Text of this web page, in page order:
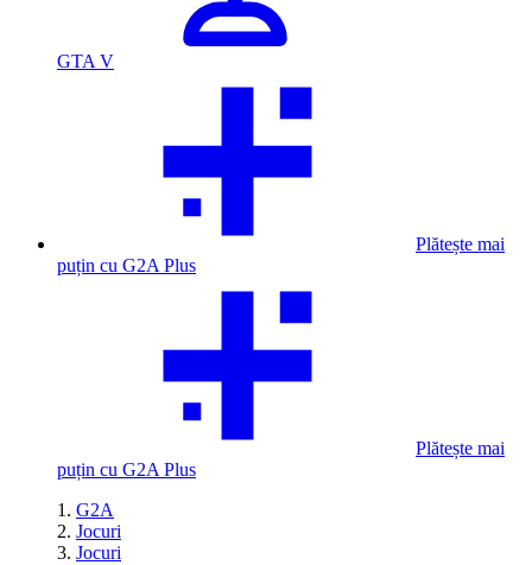
GTA V
Plătește mai
puțin cu G2A Plus
Plătește mai
puțin cu G2A Plus
G2A
Jocuri
Jocuri